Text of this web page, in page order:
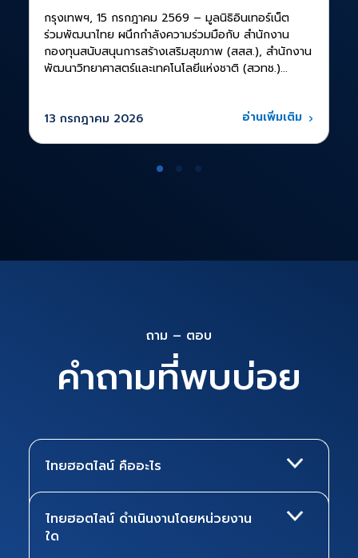
กรุงเทพฯ, 15 กรกฎาคม 2569 – มูลนิธิอินเทอร์เน็ต
ร่วมพัฒนาไทย ผนึกกำลังความร่วมมือกับ สำนักงาน
กองทุนสนับสนุนการสร้างเสริมสุขภาพ (สสส.), สำนักงาน
พัฒนาวิทยาศาสตร์และเทคโนโลยีแห่งชาติ (สวทช.)...
13 กรกฎาคม 2026 อ่านเพิ่มเติม
ถาม – ตอบ
คำถามที่พบบ่อย
ไทยฮอตไลน์ คืออะไร
ไทยฮอตไลน์ ดำเนินงานโดยหน่วยงาน
ใด